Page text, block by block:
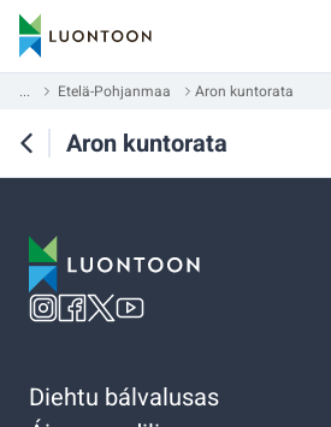
... Etelä-Pohjanmaa Aron kuntorata
Aron kuntorata
Diehtu bálvalusas